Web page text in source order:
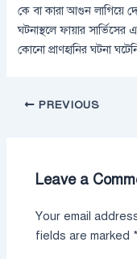
কে বা কারা আগুন লাগিয়ে
ঘটনাস্থলে ফায়ার
কোনো প্রাণহানির ঘটনা
PREVIOUS
Leave a
Your email
fields are marked *